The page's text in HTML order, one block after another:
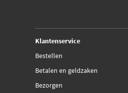
Klantenservice
Bestellen
Betalen en geldzaken
Bezorgen